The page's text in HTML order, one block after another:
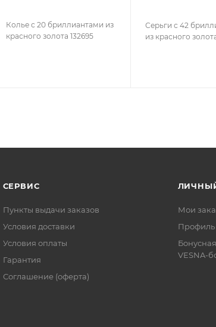
Колье с 20 бриллиантами из
красного золота 132695
Серьги с 42
из красного
СЕРВИС
Пункты выдачи заказов
Условия доставки
Условия оплаты
Гарантия
Соглашение (оферта)
Мои
Профиль
VESNA-